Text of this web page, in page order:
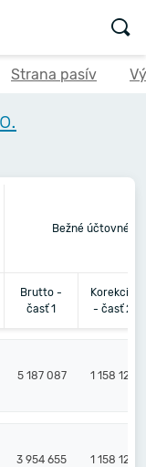
Strana pasív
Bežné účtovné
Brutto -
časť 1
Korekcia
- časť 2
5 187 087 1 158 124
3 954 655 1 158 124